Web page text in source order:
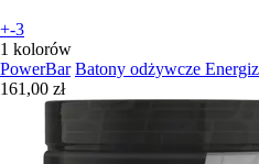
+-3
1 kolorów
PowerBar Batony odżywcze
161,00 zł